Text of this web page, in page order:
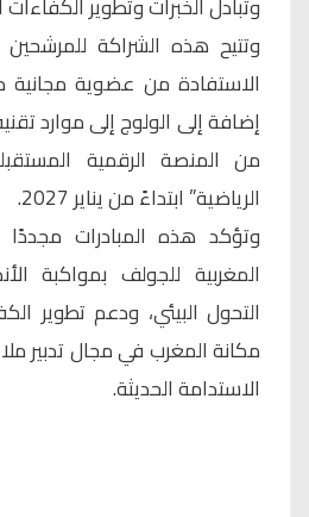
وتتيح هذه الشراكة للمرشحين
الاستفادة من عضوية مجانية
إضافة إلى الولوج إلى موارد
من المنصة الرقمية
الرياضية” ابتداءً من يناير 2027.
وتؤكد هذه المبادرات مجددًا
المغربية للجولف بمواكبة
التحول البيئي، ودعم تطوير
مكانة المغرب في مجال تدبير
الاستدامة الحديثة.